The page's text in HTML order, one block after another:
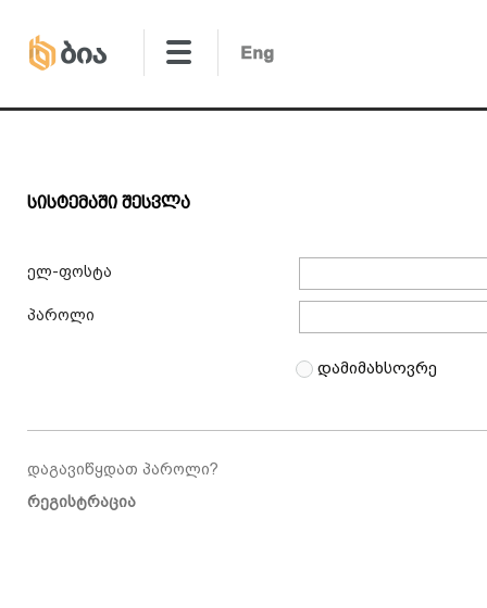
Სისტემაში Შესვლა
ელ-ფოსტა
პაროლი
დამიმახსოვრე
დაგავიწყდათ პაროლი?
რეგისტრაცია